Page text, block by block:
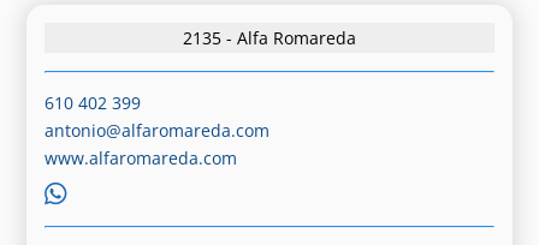
2135 - Alfa Romareda
610 402 399
antonio@alfaromareda.com
www.alfaromareda.com